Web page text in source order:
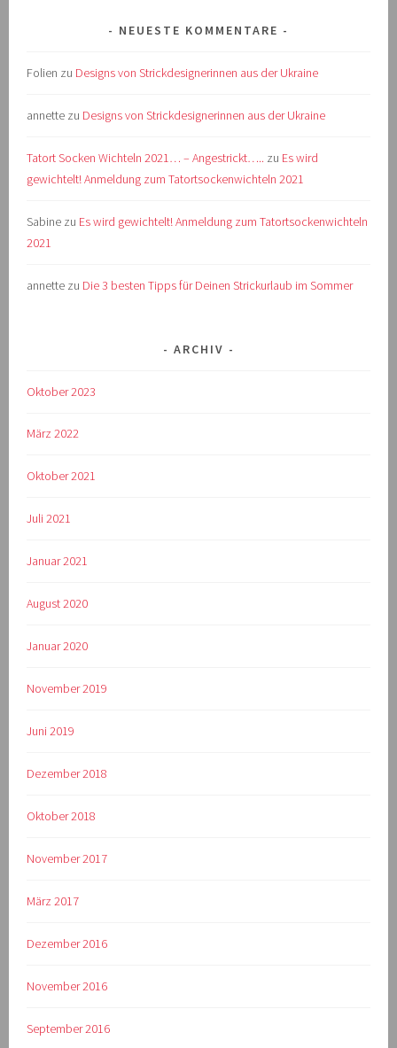
NEUESTE KOMMENTARE
Folien zu Designs von Strickdesignerinnen aus der Ukraine
annette zu Designs von Strickdesignerinnen aus der Ukraine
Tatort Socken Wichteln 2021… – Angestrickt….. zu Es wird
gewichtelt! Anmeldung zum Tatortsockenwichteln 2021
Sabine zu Es wird gewichtelt! Anmeldung zum Tatortsockenwichteln
2021
annette zu Die 3 besten Tipps für Deinen Strickurlaub im Sommer
ARCHIV
Oktober 2023
März 2022
Oktober 2021
Juli 2021
Januar 2021
August 2020
Januar 2020
November 2019
Juni 2019
Dezember 2018
Oktober 2018
November 2017
März 2017
Dezember 2016
November 2016
September 2016